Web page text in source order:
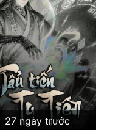
27 ngày trước